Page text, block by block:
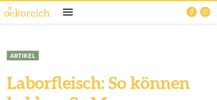
ARTIKEL
Laborfleisch: So können